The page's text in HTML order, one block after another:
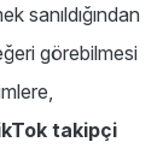
sanıldığından
görebilmesi
takipçi